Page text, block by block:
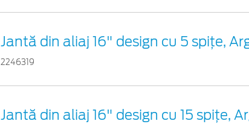
Jantă din aliaj 16" design cu 5 spițe,
2246319
Jantă din aliaj 16" design cu 15 spițe,